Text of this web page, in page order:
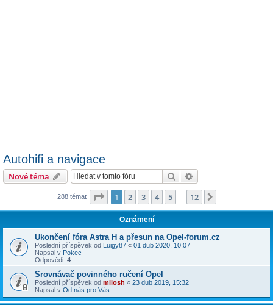
Autohifi a navigace
Nové téma Hledat
288 témat Stránka z 12
1 2 3 4 5 12
Oznámení
Ukončení fóra Astra H a přesun na Opel-forum.cz
Poslední příspěvek od Luigy87 « 01 dub 2020, 10:07
Napsal v Pokec
Odpovědi: 4
Srovnávač povinného ručení Opel
Poslední příspěvek od milosh « 23 dub 2019, 15:32
Napsal v Od nás pro Vás